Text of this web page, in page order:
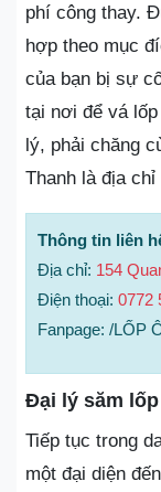
phí công thay.
hợp theo mục
của bạn bị sự
tại nơi để vá
lý, phải chăng
Thanh là địa
Thông tin liên
Địa chỉ: 154
Điện thoại: 0772
Fanpage: /LỐP
Đại lý săm
Tiếp tục trong
một đại diện